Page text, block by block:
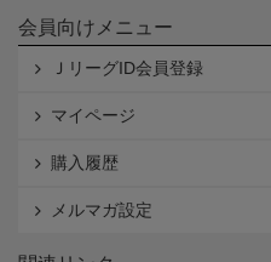
会員向けメニュー
ＪリーグID会員登録
マイページ
購入履歴
メルマガ設定